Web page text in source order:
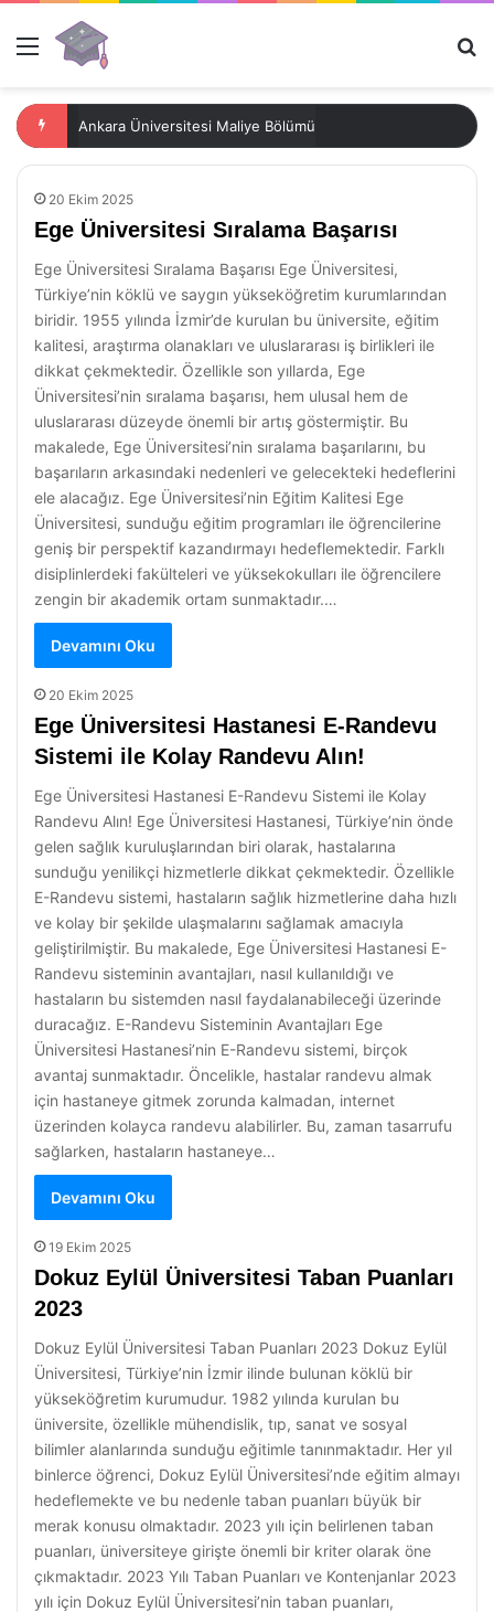
Menü
Ankara Üniversitesi Maliye Bölümü
20 Ekim 2025
Ege Üniversitesi Sıralama Başarısı
Ege Üniversitesi Sıralama Başarısı Ege Üniversitesi,
Türkiye’nin köklü ve saygın yükseköğretim kurumlarından
biridir. 1955 yılında İzmir’de kurulan bu üniversite, eğitim
kalitesi, araştırma olanakları ve uluslararası iş birlikleri ile
dikkat çekmektedir. Özellikle son yıllarda, Ege
Üniversitesi’nin sıralama başarısı, hem ulusal hem de
uluslararası düzeyde önemli bir artış göstermiştir. Bu
makalede, Ege Üniversitesi’nin sıralama başarılarını, bu
başarıların arkasındaki nedenleri ve gelecekteki hedeflerini
ele alacağız. Ege Üniversitesi’nin Eğitim Kalitesi Ege
Üniversitesi, sunduğu eğitim programları ile öğrencilerine
geniş bir perspektif kazandırmayı hedeflemektedir. Farklı
disiplinlerdeki fakülteleri ve yüksekokulları ile öğrencilere
zengin bir akademik ortam sunmaktadır.…
Devamını Oku
20 Ekim 2025
Ege Üniversitesi Hastanesi E-Randevu
Sistemi ile Kolay Randevu Alın!
Ege Üniversitesi Hastanesi E-Randevu Sistemi ile Kolay
Randevu Alın! Ege Üniversitesi Hastanesi, Türkiye’nin önde
gelen sağlık kuruluşlarından biri olarak, hastalarına
sunduğu yenilikçi hizmetlerle dikkat çekmektedir. Özellikle
E-Randevu sistemi, hastaların sağlık hizmetlerine daha hızlı
ve kolay bir şekilde ulaşmalarını sağlamak amacıyla
geliştirilmiştir. Bu makalede, Ege Üniversitesi Hastanesi E-
Randevu sisteminin avantajları, nasıl kullanıldığı ve
hastaların bu sistemden nasıl faydalanabileceği üzerinde
duracağız. E-Randevu Sisteminin Avantajları Ege
Üniversitesi Hastanesi’nin E-Randevu sistemi, birçok
avantaj sunmaktadır. Öncelikle, hastalar randevu almak
için hastaneye gitmek zorunda kalmadan, internet
üzerinden kolayca randevu alabilirler. Bu, zaman tasarrufu
sağlarken, hastaların hastaneye…
Devamını Oku
19 Ekim 2025
Dokuz Eylül Üniversitesi Taban Puanları
2023
Dokuz Eylül Üniversitesi Taban Puanları 2023 Dokuz Eylül
Üniversitesi, Türkiye’nin İzmir ilinde bulunan köklü bir
yükseköğretim kurumudur. 1982 yılında kurulan bu
üniversite, özellikle mühendislik, tıp, sanat ve sosyal
bilimler alanlarında sunduğu eğitimle tanınmaktadır. Her yıl
binlerce öğrenci, Dokuz Eylül Üniversitesi’nde eğitim almayı
hedeflemekte ve bu nedenle taban puanları büyük bir
merak konusu olmaktadır. 2023 yılı için belirlenen taban
puanları, üniversiteye girişte önemli bir kriter olarak öne
çıkmaktadır. 2023 Yılı Taban Puanları ve Kontenjanlar 2023
yılı için Dokuz Eylül Üniversitesi’nin taban puanları,